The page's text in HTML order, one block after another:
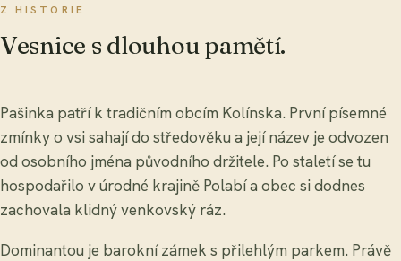
Z HISTORIE
Vesnice s dlouhou pamětí.
Pašinka patří k tradičním obcím Kolínska. První písemné
zmínky o vsi sahají do středověku a její název je odvozen
od osobního jména původního držitele. Po staletí se tu
hospodařilo v úrodné krajině Polabí a obec si dodnes
zachovala klidný venkovský ráz.
Dominantou je barokní zámek s přilehlým parkem. Právě